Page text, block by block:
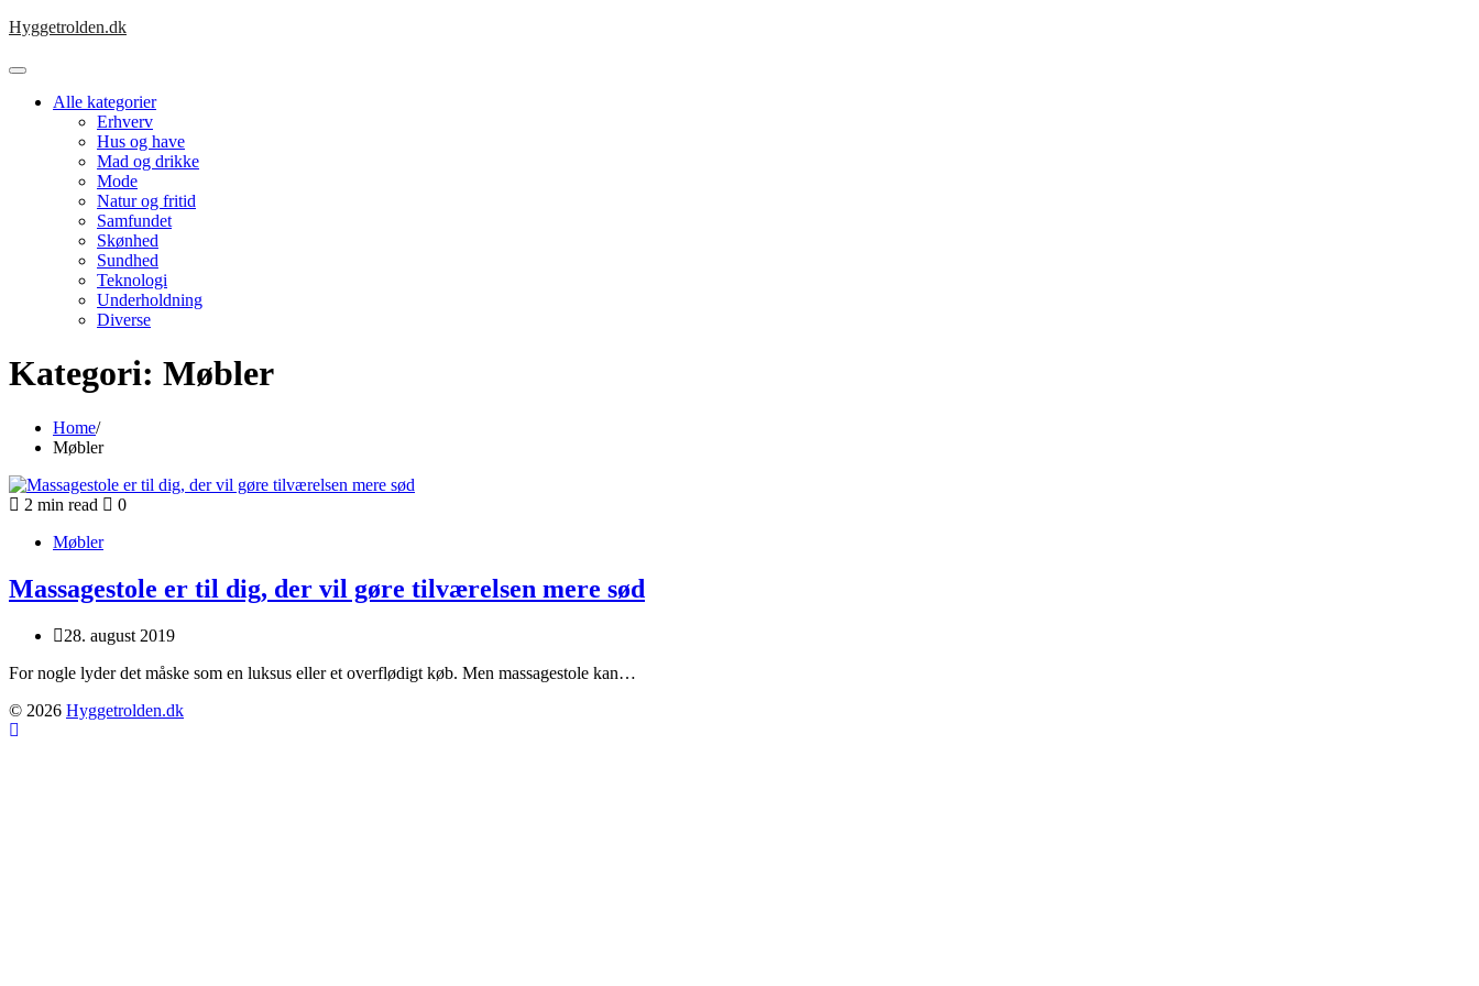
Skip
content
Hyggetrolden.dk
Alle kategorier
Erhverv
Hus og have
Mad og drikke
Mode
Natur og fritid
Samfundet
Skønhed
Sundhed
Teknologi
Underholdning
Diverse
Kategori: Møbler
Home
Møbler
2 min read
0
Møbler
Massagestole er til dig, der vil gøre tilværelsen mere sød
28. august 2019
For nogle lyder det måske som en luksus eller et overflødigt køb. Men massagestole kan…
© 2026 Hyggetrolden.dk